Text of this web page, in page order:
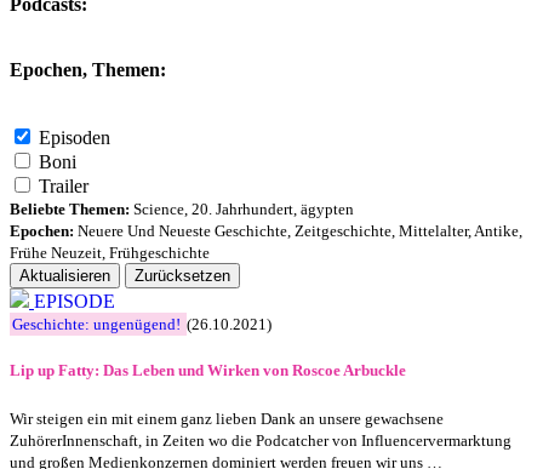
Epochen, Themen:
Episoden
Boni
Trailer
Beliebte Themen: Science 20. Jahrhundert ägypten
Epochen: Neuere Und Neueste Geschichte Zeitgeschichte Mittelalter, Antike
Frühe Neuzeit Frühgeschichte
Aktualisieren
Zurücksetzen
EPISODE
Geschichte: ungenügend! (26.10.2021)
Lip up Fatty: Das Leben und Wirken von Roscoe Arbuckle
Wir steigen ein mit einem ganz lieben Dank an unsere gewachsene
ZuhörerInnenschaft, in Zeiten wo die Podcatcher von Influencervermarktung
und großen Medienkonzernen dominiert werden freuen wir uns …